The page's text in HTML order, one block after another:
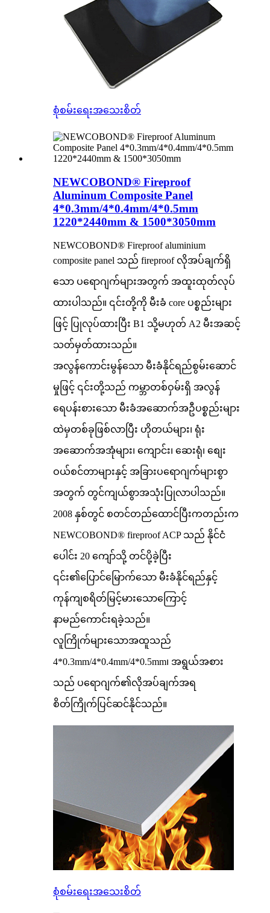
စုံစမ်းရေးအသေးစိတ်
NEWCOBOND® Fireproof
Aluminum Composite Panel
4*0.3mm/4*0.4mm/4*0.5mm
1220*2440mm & 1500*3050mm
NEWCOBOND® Fireproof aluminium
composite panel သည် fireproof လိုအပ်ချက်ရှိ
သော ပရောဂျက်များအတွက် အထူးထုတ်လုပ်
ထားပါသည်။ ၎င်းတို့ကို မီးခံ core ပစ္စည်းများ
ဖြင့် ပြုလုပ်ထားပြီး B1 သို့မဟုတ် A2 မီးအဆင့်
သတ်မှတ်ထားသည်။
အလွန်ကောင်းမွန်သော မီးခံနိုင်ရည်စွမ်းဆောင်
မှုဖြင့် ၎င်းတို့သည် ကမ္ဘာတစ်ဝှမ်းရှိ အလွန်
ရေပန်းစားသော မီးခံအဆောက်အဦပစ္စည်းများ
ထဲမှတစ်ခုဖြစ်လာပြီး ဟိုတယ်များ၊ ရုံး
အဆောက်အအုံများ၊ ကျောင်း၊ ဆေးရုံ၊ စျေး
ဝယ်စင်တာများနှင့် အခြားပရောဂျက်များစွာ
အတွက် တွင်ကျယ်စွာအသုံးပြုလာပါသည်။
2008 နှစ်တွင် စတင်တည်ထောင်ပြီးကတည်းက
NEWCOBOND® fireproof ACP သည် နိုင်ငံ
ပေါင်း 20 ကျော်သို့ တင်ပို့ခဲ့ပြီး
၎င်း၏ပြောင်မြောက်သော မီးခံနိုင်ရည်နှင့်
ကုန်ကျစရိတ်မြင့်မားသောကြောင့်
နာမည်ကောင်းရခဲ့သည်။
လူကြိုက်များသောအထူသည်
4*0.3mm/4*0.4mm/4*0.5mm၊ အရွယ်အစား
သည် ပရောဂျက်၏လိုအပ်ချက်အရ
စိတ်ကြိုက်ပြင်ဆင်နိုင်သည်။
စုံစမ်းရေးအသေးစိတ်